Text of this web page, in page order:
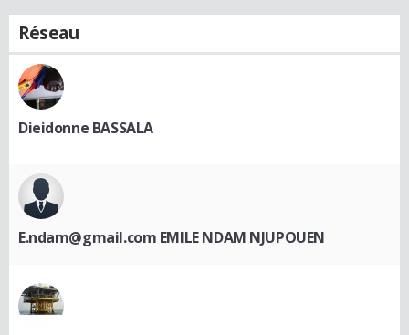
Réseau
Dieidonne BASSALA
E.ndam@gmail.com EMILE NDAM NJUPOUEN